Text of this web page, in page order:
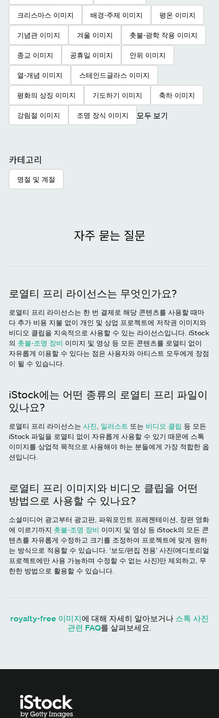
크리스마스 이미지 배경-주제 이미지 평온 이미지
기념관 이미지 겨울 이미지 촛불-광학 작용 이미지
종교 이미지 공휴일 이미지 안위 이미지
열-개념 이미지 스테인드글라스 이미지
평화의 상징 이미지 기도하기 이미지 축하 이미지
강림절 이미지 조명 장식 이미지 모두 보기
카테고리
명절 및 계절
자주 묻는 질문
로열티 프리 라이선스는 무엇인가요?
로열티 프리 라이선스는 한 번 결제로 해당 콘텐츠를 사용할 때마
다 추가 비용 지불 없이 개인 및 상업 프로젝트에 저작권 이미지와
비디오 클립을 지속적으로 사용할 수 있는 라이선스입니다. iStock
의 촛불-조명 장비 이미지 및 영상 등 모든 콘텐츠를 로열티 없이
자유롭게 이용할 수 있다는 점은 사용자와 아티스트 모두에게 장점
이 될 수 있습니다.
iStock에는 어떤 종류의 로열티 프리 파일이
있나요?
로열티 프리 라이선스는 사진 일러스트 또는 비디오 클립 등 모든
iStock 파일을 로열티 없이 자유롭게 사용할 수 있기 때문에 스톡
이미지를 상업적 목적으로 사용해야 하는 분들에게 가장 적합한 옵
션입니다.
로열티 프리 이미지와 비디오 클립을 어떤
방법으로 사용할 수 있나요?
소셜미디어 광고부터 광고판, 파워포인트 프레젠테이션, 장편 영화
에 이르기까지 촛불-조명 장비 이미지 및 영상 등 iStock의 모든 콘
텐츠를 자유롭게 수정하고 크기를 조정하여 프로젝트에 맞게 원하
는 방식으로 적용할 수 있습니다. ‘보도/편집 전용’ 사진(에디토리얼
프로젝트에만 사용 가능하며 수정할 수 없는 사진)만 제외하고, 무
한한 방법으로 활용할 수 있습니다.
royalty-free 이미지에 대해 자세히 알아보거나 스톡 사진
관련 FAQ를 살펴보세요.